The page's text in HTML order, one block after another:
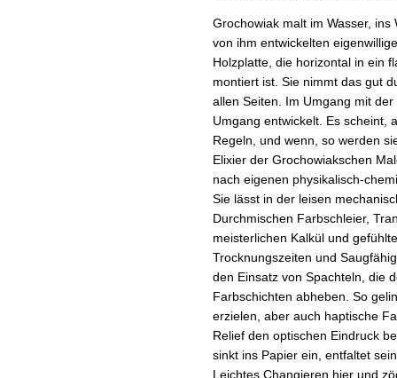
Grochowiak malt im Wasser,
von ihm entwickelten
Holzplatte, die horizontal in ein
montiert ist. Sie nimmt das gut
allen Seiten. Im Umgang mit
Umgang entwickelt. Es scheint,
Regeln, und wenn, so werden
Elixier der Grochowiakschen
nach eigenen physikalisch-
Sie lässt in der leisen
Durchmischen Farbschleier,
meisterlichen Kalkül und
Trocknungszeiten und
den Einsatz von Spachteln, die
Farbschichten abheben. So
erzielen, aber auch haptische
Relief den optischen Eindruck
sinkt ins Papier ein, entfaltet
Leichtes Changieren hier und